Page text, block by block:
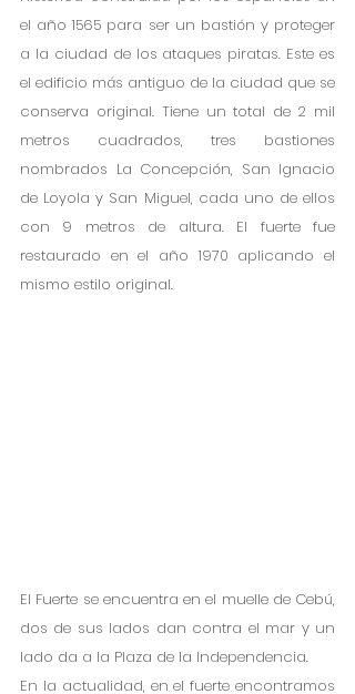
el año 1565 para ser un bastión y proteger
a la ciudad de los ataques piratas. Este es
el edificio más antiguo de la ciudad que se
conserva original. Tiene un total de 2 mil
metros cuadrados, tres bastiones
nombrados La Concepción, San Ignacio
de Loyola y San Miguel, cada uno de ellos
con 9 metros de altura. El fuerte fue
restaurado en el año 1970 aplicando el
mismo estilo original.
El Fuerte se encuentra en el muelle de Cebú,
dos de sus lados dan contra el mar y un
lado da a la Plaza de la Independencia.
En la actualidad, en el fuerte encontramos